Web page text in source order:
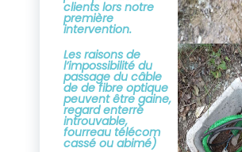
clients lors notre
première
intervention.
Les raisons de
l’impossibilité du
passage du câble
de de fibre optique
peuvent être gaine,
regard enterré
introuvable,
fourreau télécom
cassé ou abimé)